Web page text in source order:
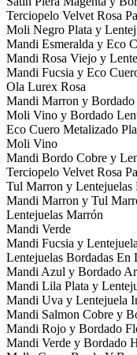
Terciopelo Velvet Rosa
Moli Negro Plata y
Mandi Esmeralda y Eco
Mandi Rosa Viejo y
Mandi Fucsia y Eco
Ola Lurex Rosa
Mandi Marron y Bordado
Moli Vino y Bordado
Eco Cuero Metalizado
Moli Vino
Mandi Bordo Cobre y
Terciopelo Velvet Rosa
Tul Marron y Lentejuelas
Mandi Marron y Tul
Lentejuelas Marrón
Mandi Verde
Mandi Fucsia y
Lentejuelas Bordadas En
Mandi Azul y Bordado
Mandi Lila Plata y
Mandi Uva y Lentejuela
Mandi Salmon Cobre y
Mandi Rojo y Bordado
Mandi Verde y Bordado